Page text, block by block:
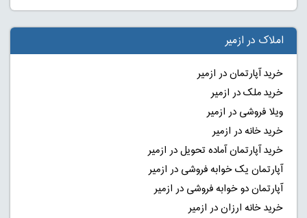
املاک در ازمیر
خرید آپارتمان در ازمیر
خرید ملک در ازمیر
ویلا فروشی در ازمیر
خرید خانه در ازمیر
خرید آپارتمان آماده تحویل در ازمیر
آپارتمان یک خوابه فروشی در ازمیر
آپارتمان دو خوابه فروشی در ازمیر
خرید خانه ارزان در ازمیر